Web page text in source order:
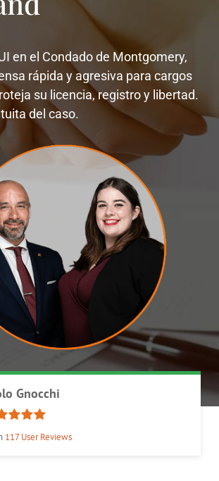
en el Condado de Montgomery,
rápida y agresiva para cargos
su licencia, registro y libertad.
del caso.
Gnocchi
117User Reviews